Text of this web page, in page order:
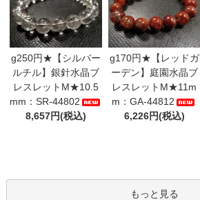
g250円★【シルバー
ルチル】銀針水晶ブ
レスレットM★10.5
mm：SR-44802
8,657円(税込)
g170円★【レッドガ
ーデン】庭園水晶ブ
レスレットM★11m
m：GA-44812
6,226円(税込)
もっと見る